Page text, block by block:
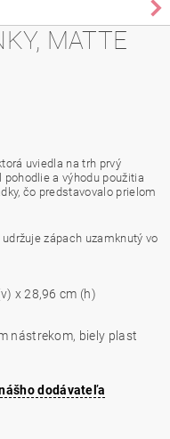
MATTE
uviedla na trh prvý
a výhodu použitia
čo predstavovalo prielom
zápach uzamknutý vo
x 28,96 cm (h)
nástrekom, biely plast
dodávateľa